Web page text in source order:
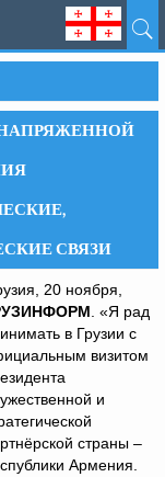
СВЯЗИ
20 ноября,
. «Я рад
в Грузии с
визитом
и
страны –
Армения.